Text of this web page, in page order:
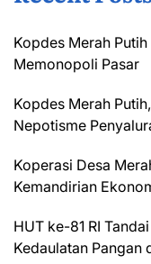
Kopdes Merah
Memonopoli Pasar
Kopdes Merah
Nepotisme
Koperasi Desa
Kemandirian
HUT ke-81 RI
Kedaulatan Pangan